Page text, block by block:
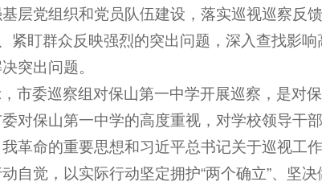
层党组织和党员队伍建设，落实巡视巡察反
紧盯群众反映强烈的突出问题，深入查找影
突出问题。
市委巡察组对保山第一中学开展巡察，是对
对保山第一中学的高度重视，对学校领导干
革命的重要思想和习近平总书记关于巡视工
自觉，以实际行动坚定拥护“两个确立”、坚决